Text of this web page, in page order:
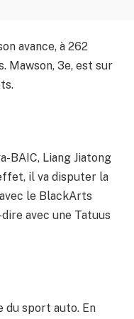
avance, à 262
Mawson, 3e, est sur
BAIC, Liang Jiatong
il va disputer la
le BlackArts
dire avec une Tatuus
du sport auto. En